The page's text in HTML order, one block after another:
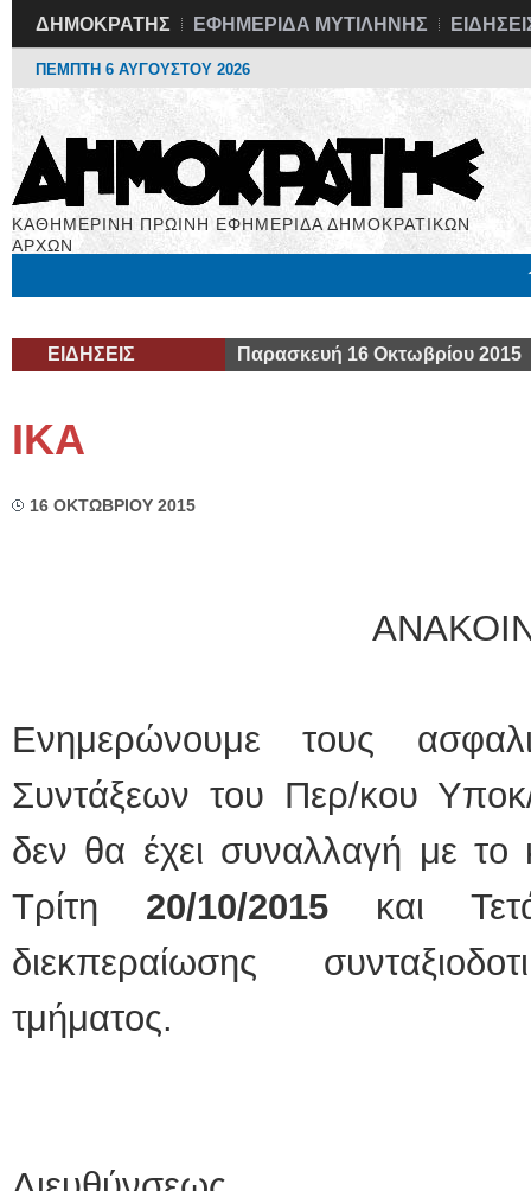
ΔΗΜΟΚΡΑΤΗΣ ΕΦΗΜΕΡΙΔΑ ΜΥΤΙΛΗΝΗΣ
ΠΕΜΠΤΗ 6 ΑΥΓΟΥΣΤΟΥ 2026
ΚΑΘΗΜΕΡΙΝΗ ΠΡΩΙΝΗ ΕΦΗΜΕΡΙΔΑ ΔΗΜΟΚΡΑΤΙΚΩΝ
ΑΡΧΩΝ
ΕΙΔΗΣΕΙΣ Παρασκευή 16 Οκτωβρίου 2015
ΙΚΑ
16 ΟΚΤΩΒΡΙΟΥ 2015
Ενημερώνουμε τους
Συντάξεων του Περ/κου
δεν θα έχει συναλλαγή με το
Τρίτη 20/10/2015 και
διεκπεραίωσης
τμήματος.